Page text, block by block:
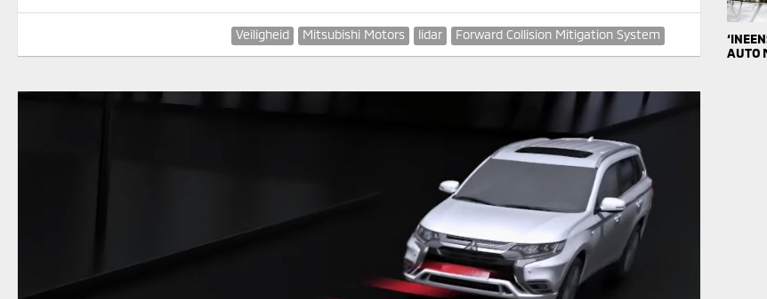
Forward Collision Mitigation System
lidar
Mitsubishi Motors
Veiligheid
AUTO